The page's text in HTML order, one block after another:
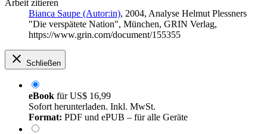
Arbeit zitieren
Bianca Saupe (Autor:in), 2004, Analyse Helmut Plessners
"Die verspätete Nation", München, GRIN Verlag,
https://www.grin.com/document/155355
Schließen
eBook fürUS$ 16,99
Sofort herunterladen. Inkl. MwSt.
Format: PDF und ePUB – für alle Geräte